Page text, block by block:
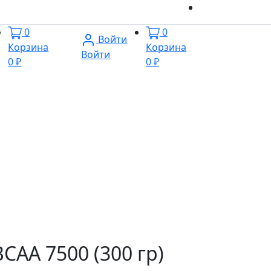
0
Корзина
0 ₽
Войти
Войти
0
Корзина
0 ₽
7500 (300 гр)